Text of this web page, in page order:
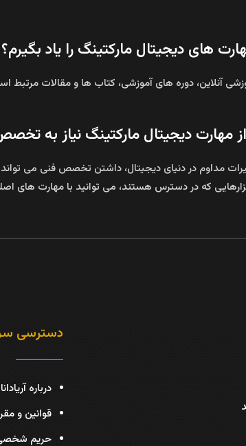
های دیجیتال مارکتینگ را یاد بگیرم؟
آنلاین، دوره‌ های آموزشی، کتاب‌ ها و مقالات
مهارت دیجیتال مارکتینگ نیاز به
مداوم در دنیای دیجیتال، داشتن تخصص فنی می‌ تواند
که در دسترس هستند، می‌ توانید با مهارت‌ های
دسترسی
درباره
قوانین و
حریم